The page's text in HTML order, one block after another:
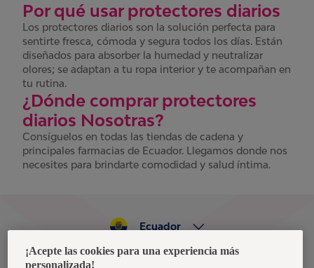
Por qué usar protectores diarios
Los protectores diarios son la solución perfecta para
sentirte fresca, cómoda y segura todos los días. Están
diseñados para absorber la humedad y neutralizar
olores; se adaptan a tu ropa interior y te acompañan en
tu rutina.
¿Dónde comprar protectores
diarios Nosotras?
Consíguelos en todas las tiendas de cadena y
principales farmacias de Ecuador. Llegamos donde nos
necesites para brindarte comodidad y salud íntima.
Ecuador
¡Acepte las cookies para una experiencia más
personalizada!